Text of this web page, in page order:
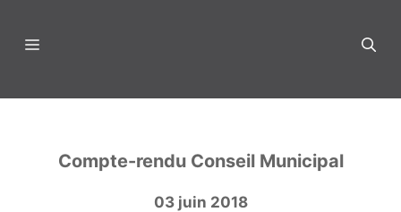
contenu
Menu
Compte-rendu Conseil Municipal
03 juin 2018